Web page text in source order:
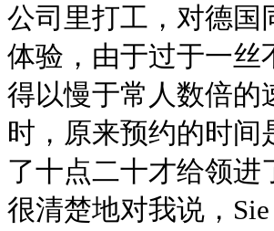
公司里打工，对德国
体验，由于过于一丝
得以慢于常人数倍的
时，原来预约的时间
了十点二十才给领进
很清楚地对我说，Sie